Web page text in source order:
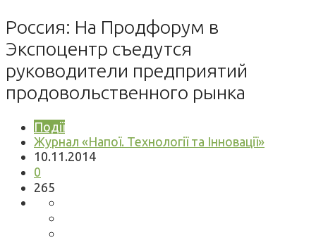
Россия: На Продфорум в
Экспоцентр съедутся
руководители предприятий
продовольственного рынка
Події
Журнал «Напої. Технології та Інновації»
10.11.2014
0
265